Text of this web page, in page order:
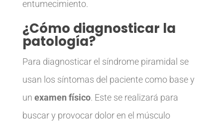
entumecimiento.
¿Cómo diagnosticar la
patología?
Para diagnosticar el síndrome piramidal se
usan los síntomas del paciente como base y
un examen físico. Este se realizará para
buscar y provocar dolor en el músculo